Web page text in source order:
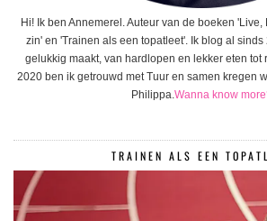
Hi! Ik ben Annemerel. Auteur van de boeken 'Live,
zin' en 'Trainen als een topatleet'. Ik blog al
gelukkig maakt, van hardlopen en lekker eten tot
2020 ben ik getrouwd met Tuur en samen kregen
Philippa. Wanna know
TRAINEN ALS EEN